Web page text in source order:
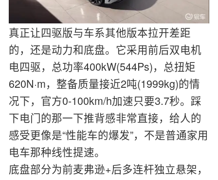
真正让四驱版与车系其他版本拉开差距
的，还是动力和底盘。它采用前后双电机
电四驱，总功率400kW(544Ps)，总扭矩
620N·m，整备质量接近2吨(1999kg)的情
况下，官方0-100km/h加速只要3.7秒。踩
下电门的那一下推背感非常直接，给人的
感受更像是“性能车的爆发”，不是普通家用
电车那种线性提速。
底盘部分为前麦弗逊+后多连杆独立悬架，